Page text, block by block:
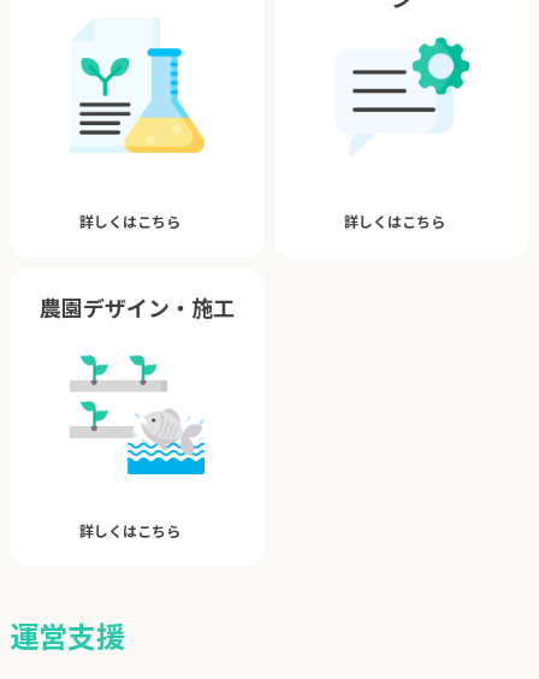
詳しくはこちら 詳しくはこちら
農園デザイン・施工
詳しくはこちら
運営支援